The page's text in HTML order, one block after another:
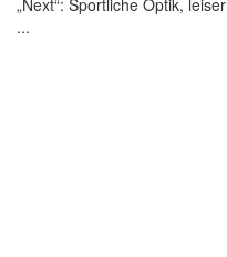
„Next“: Sportliche Optik, leiser
...